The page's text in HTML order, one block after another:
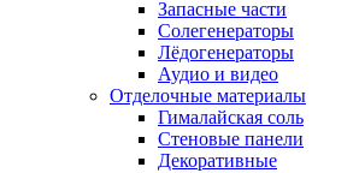
Запасные части
Солегенераторы
Лёдогенераторы
Аудио и видео
Отделочные материалы
Гималайская соль
Стеновые панели
Декоративные